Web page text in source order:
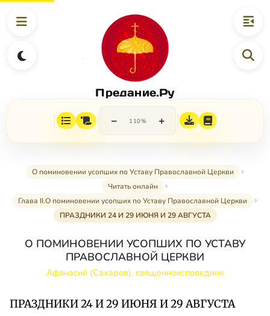
Предание.Ру
− 110% +
О поминовении усопших по Уставу Православной Церкви
Читать онлайн
Глава II.О поминовении усопших по Уставу Православной Церкви
ПРАЗДНИКИ 24 И 29 ИЮНЯ И 29 АВГУСТА
О ПОМИНОВЕНИИ УСОПШИХ ПО УСТАВУ
ПРАВОСЛАВНОЙ ЦЕРКВИ
Афанасий (Сахаров), священноисповедник
ПРАЗДНИКИ 24 И 29 ИЮНЯ И 29 АВГУСТА